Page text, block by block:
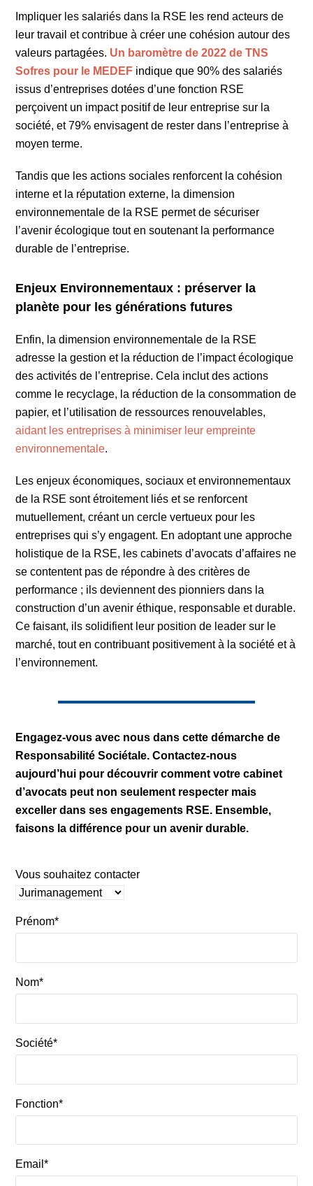
Impliquer les salariés dans la RSE les rend acteurs de
leur travail et contribue à créer une cohésion autour des
valeurs partagées. Un baromètre de 2022 de TNS
Sofres pour le MEDEF indique que 90% des salariés
issus d’entreprises dotées d’une fonction RSE
perçoivent un impact positif de leur entreprise sur la
société, et 79% envisagent de rester dans l’entreprise à
moyen terme.
Tandis que les actions sociales renforcent la cohésion
interne et la réputation externe, la dimension
environnementale de la RSE permet de sécuriser
l’avenir écologique tout en soutenant la performance
durable de l’entreprise.
Enjeux Environnementaux : préserver la
planète pour les générations futures
Enfin, la dimension environnementale de la RSE
adresse la gestion et la réduction de l’impact écologique
des activités de l’entreprise. Cela inclut des actions
comme le recyclage, la réduction de la consommation de
papier, et l’utilisation de ressources renouvelables,
aidant les entreprises à minimiser leur empreinte
environnementale.
Les enjeux économiques, sociaux et environnementaux
de la RSE sont étroitement liés et se renforcent
mutuellement, créant un cercle vertueux pour les
entreprises qui s’y engagent. En adoptant une approche
holistique de la RSE, les cabinets d’avocats d’affaires ne
se contentent pas de répondre à des critères de
performance ; ils deviennent des pionniers dans la
construction d’un avenir éthique, responsable et durable.
Ce faisant, ils solidifient leur position de leader sur le
marché, tout en contribuant positivement à la société et à
l’environnement.
Engagez-vous avec nous dans cette démarche de
Responsabilité Sociétale. Contactez-nous
aujourd’hui pour découvrir comment votre cabinet
d’avocats peut non seulement respecter mais
exceller dans ses engagements RSE. Ensemble,
faisons la différence pour un avenir durable.
Vous souhaitez contacter
Prénom*
Nom*
Société*
Fonction*
Email*